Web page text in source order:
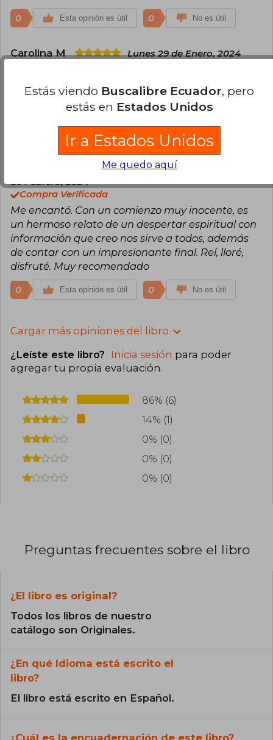
0 Esta opinión es útil 0 No es útil
Carolina M
Lunes 29 de Enero, 2024
mucho miedo al principio pero finalmente me
pararecio Muy entretenido.
Esta opinión es útil No es útil
Maria Jesus Caro Sandoval
de Febrero, 2024
Compra Verificada
Me encantó. Con un comienzo muy inocente, es
un hermoso relato de un despertar espiritual con
información que creo nos sirve a todos, además
de contar con un impresionante final. Reí, lloré,
disfruté. Muy recomendado
0 Esta opinión es útil 0 No es útil
Cargar más opiniones del libro
¿Leíste este libro? Inicia sesión para poder
agregar tu propia evaluación.
86% (6)
14% (1)
0% (0)
0% (0)
0% (0)
Preguntas frecuentes sobre el libro
¿El libro es original?
Todos los libros de nuestro
catálogo son Originales.
¿En qué Idioma está escrito el
libro?
El libro está escrito en Español.
Estás viendo Buscalibre Ecuador, pero
estás en Estados Unidos
Ir a Estados Unidos
Me quedo aquí